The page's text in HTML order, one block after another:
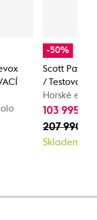
-50%
Scott Patron
/ Testovací
Horské
103 995 Kč
207 990 Kč
Skladem